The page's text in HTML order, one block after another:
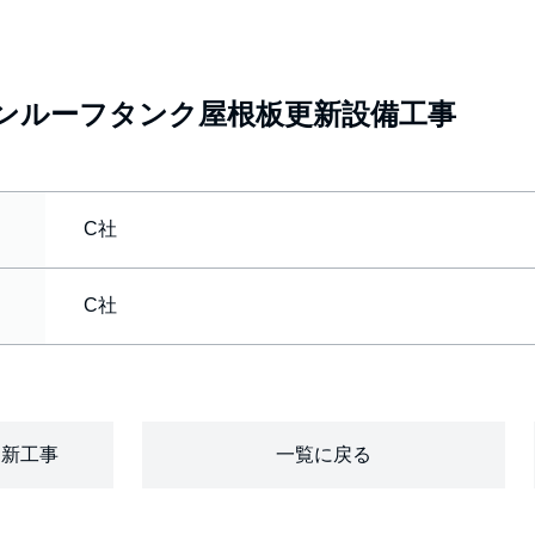
ルーフタンク屋根板更新設備工事
C社
C社
工事 一覧に戻る